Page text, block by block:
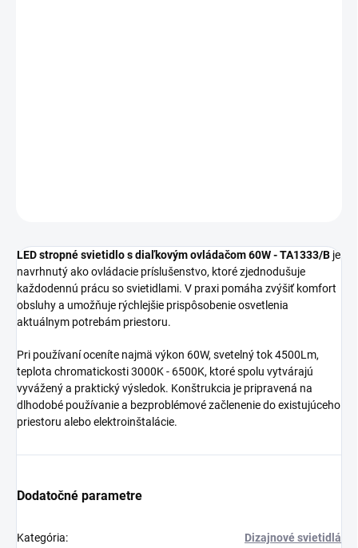
LED stropné svietidlo s diaľkovým ovládačom 60W - TA1333/B je
navrhnutý ako ovládacie príslušenstvo, ktoré zjednodušuje
každodennú prácu so svietidlami. V praxi pomáha zvýšiť komfort
obsluhy a umožňuje rýchlejšie prispôsobenie osvetlenia
aktuálnym potrebám priestoru.
Pri používaní oceníte najmä výkon 60W, svetelný tok 4500Lm,
teplota chromatickosti 3000K - 6500K, ktoré spolu vytvárajú
vyvážený a praktický výsledok. Konštrukcia je pripravená na
dlhodobé používanie a bezproblémové začlenenie do existujúceho
priestoru alebo elektroinštalácie.
Dodatočné parametre
Kategória: Dizajnové svietidlá